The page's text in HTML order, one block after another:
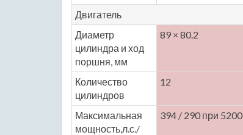
Двигатель
Диаметр
цилиндра и ход
поршня, мм
89 × 80.2
Количество
цилиндров
12
Максимальная
мощность,л.с./
394 / 290 при 5200